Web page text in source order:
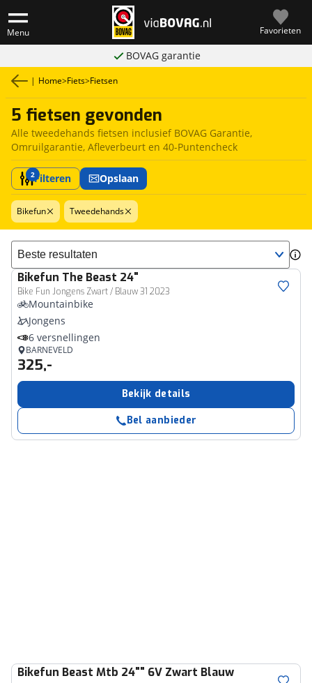
Menu Favorieten
BOVAG garantie
| Home>Fiets>Fietsen
5 fietsen gevonden
Alle tweedehands fietsen inclusief BOVAG Garantie,
Omruilgarantie, Afleverbeurt en 40-Puntencheck
2Filteren Opslaan
Bikefun Tweedehands
Sorteer resultaten
Bikefun The Beast 24"
Bike Fun Jongens Zwart / Blauw 31 2023
Mountainbike
Jongens
6 versnellingen
BARNEVELD
325,-
Bekijk details
Bel aanbieder
Bikefun Beast Mtb 24"" 6V Zwart Blauw